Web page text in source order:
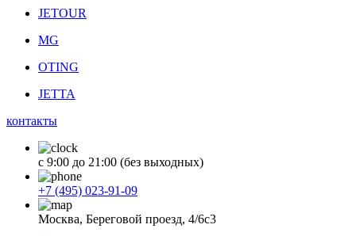
JETOUR
MG
OTING
JETTA
контакты
с 9:00 до 21:00 (без выходных)
+7 (495) 023-91-09
Москва, Береговой проезд, 4/6с3